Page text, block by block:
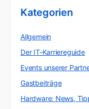
Kategorien
Allgemein
Der IT-Karriereguide
Events unserer
Gastbeiträge
Hardware: News,